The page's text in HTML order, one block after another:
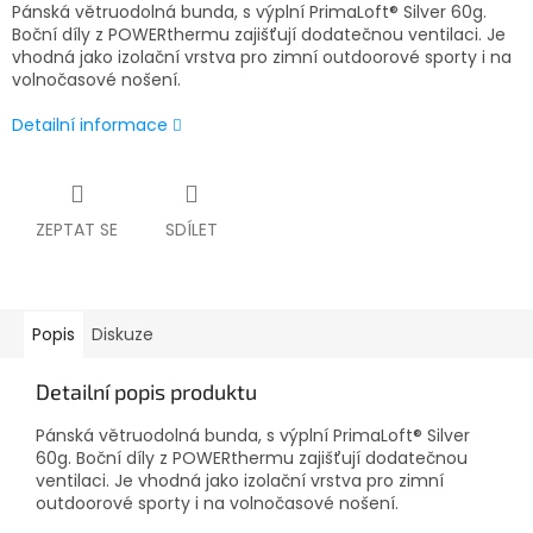
Pánská větruodolná bunda, s výplní PrimaLoft® Silver 60g.
Boční díly z POWERthermu zajišťují dodatečnou ventilaci. Je
vhodná jako izolační vrstva pro zimní outdoorové sporty i na
volnočasové nošení.
Detailní informace
ZEPTAT SE SDÍLET
Popis Diskuze
Detailní popis produktu
Pánská větruodolná bunda, s výplní PrimaLoft® Silver
60g. Boční díly z POWERthermu zajišťují dodatečnou
ventilaci. Je vhodná jako izolační vrstva pro zimní
outdoorové sporty i na volnočasové nošení.